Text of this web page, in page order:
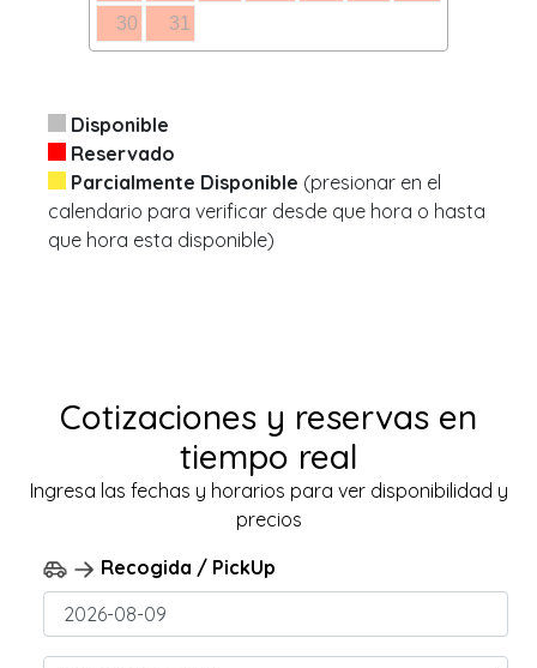
30
31
Disponible
Reservado
Parcialmente Disponible (presionar en el
calendario para verificar desde que hora o hasta
que hora esta disponible)
Cotizaciones y reservas en
tiempo real
Ingresa las fechas y horarios para ver disponibilidad y
precios
Recogida / PickUp